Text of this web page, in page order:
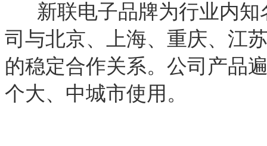
新联电子品牌为行业内
司与北京、上海、重庆、江
的稳定合作关系。公司产品
个大、中城市使用。